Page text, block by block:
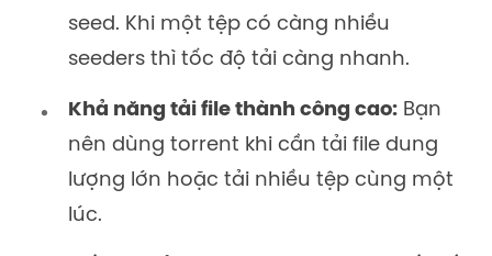
seed. Khi một tệp có càng nhiều
seeders thì tốc độ tải càng nhanh.
Khả năng tải file thành công cao: Bạn
nên dùng torrent khi cần tải file dung
lượng lớn hoặc tải nhiều tệp cùng một
lúc.